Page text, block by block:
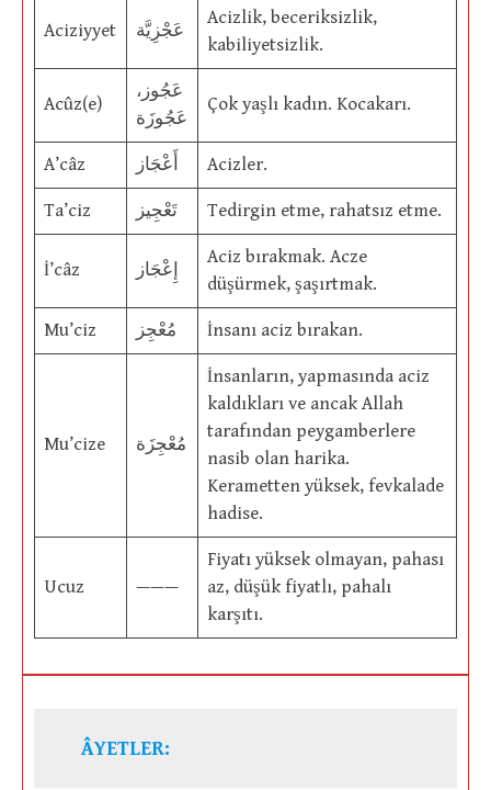
Aciziyyet عَجْزِيَّة
Acizlik, beceriksizlik,
kabiliyetsizlik.
Acûz(e)
عَجُوز،
عَجُوزَة
Çok yaşlı kadın. Kocakarı.
A’câz أَعْجَاز Acizler.
Ta’ciz تَعْجِيز Tedirgin etme, rahatsız etme.
İ’câz إِعْجَاز
Aciz bırakmak. Acze
düşürmek, şaşırtmak.
Mu’ciz مُعْجِز İnsanı aciz bırakan.
Mu’cize مُعْجِزَة
İnsanların, yapmasında aciz
kaldıkları ve ancak Allah
tarafından peygamberlere
nasib olan harika.
Kerametten yüksek, fevkalade
hadise.
Ucuz ———
Fiyatı yüksek olmayan, pahası
az, düşük fiyatlı, pahalı
karşıtı.
ÂYETLER: